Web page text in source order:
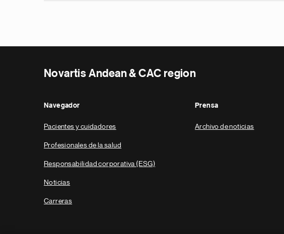
Novartis Andean & CAC region
Navegador
Pacientes y cuidadores
Profesionales de la salud
Responsabilidad corporativa (ESG)
Noticias
Carreras
Prensa
Archivo de noticias